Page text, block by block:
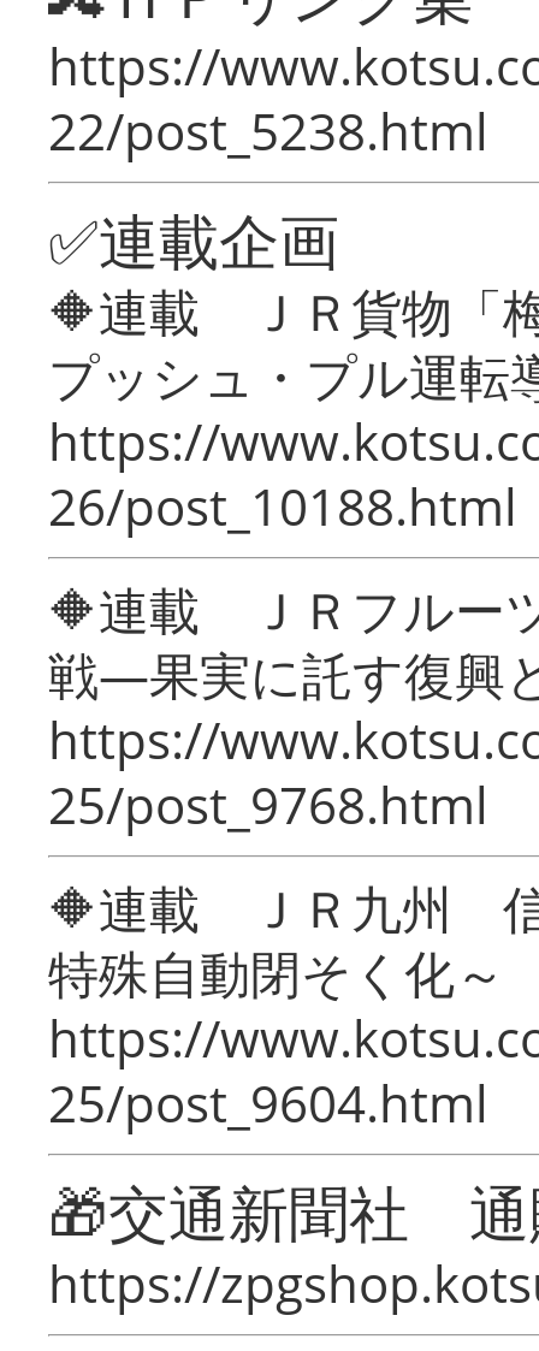
https://
22/post_5238.html
✅連載企画
🔶連載 ＪＲ貨物「
プッシュ・プル運転
https://
26/post_10188.html
🔶連載 ＪＲフルー
戦―果実に託す復興
https://
25/post_9768.html
🔶連載 ＪＲ九州 信
特殊自動閉そく化～
https://
25/post_9604.html
🎁交通新聞社
https://